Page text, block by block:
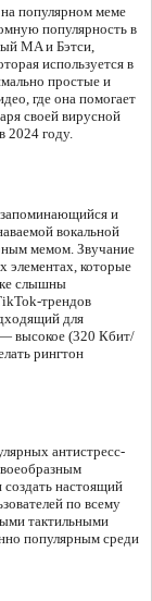
популярном меме
популярность в
MA и Бэтси,
используется в
простые и
где она помогает
своей вирусной
2024 году.
запоминающийся и
вокальной
мемом. Звучание
элементах, которые
слышны
трендов
для
— высокое (320 Кбит/
рингтон
антистресс-
настоящий
по всему
тактильными
популярным среди